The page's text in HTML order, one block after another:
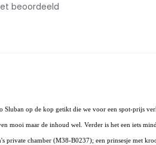
beoordeeld
Sluban op de kop getikt die we voor een spot-prijs
mooi maar de inhoud wel. Verder is het een iets
private chamber (M38-B0237); een prinsesje met